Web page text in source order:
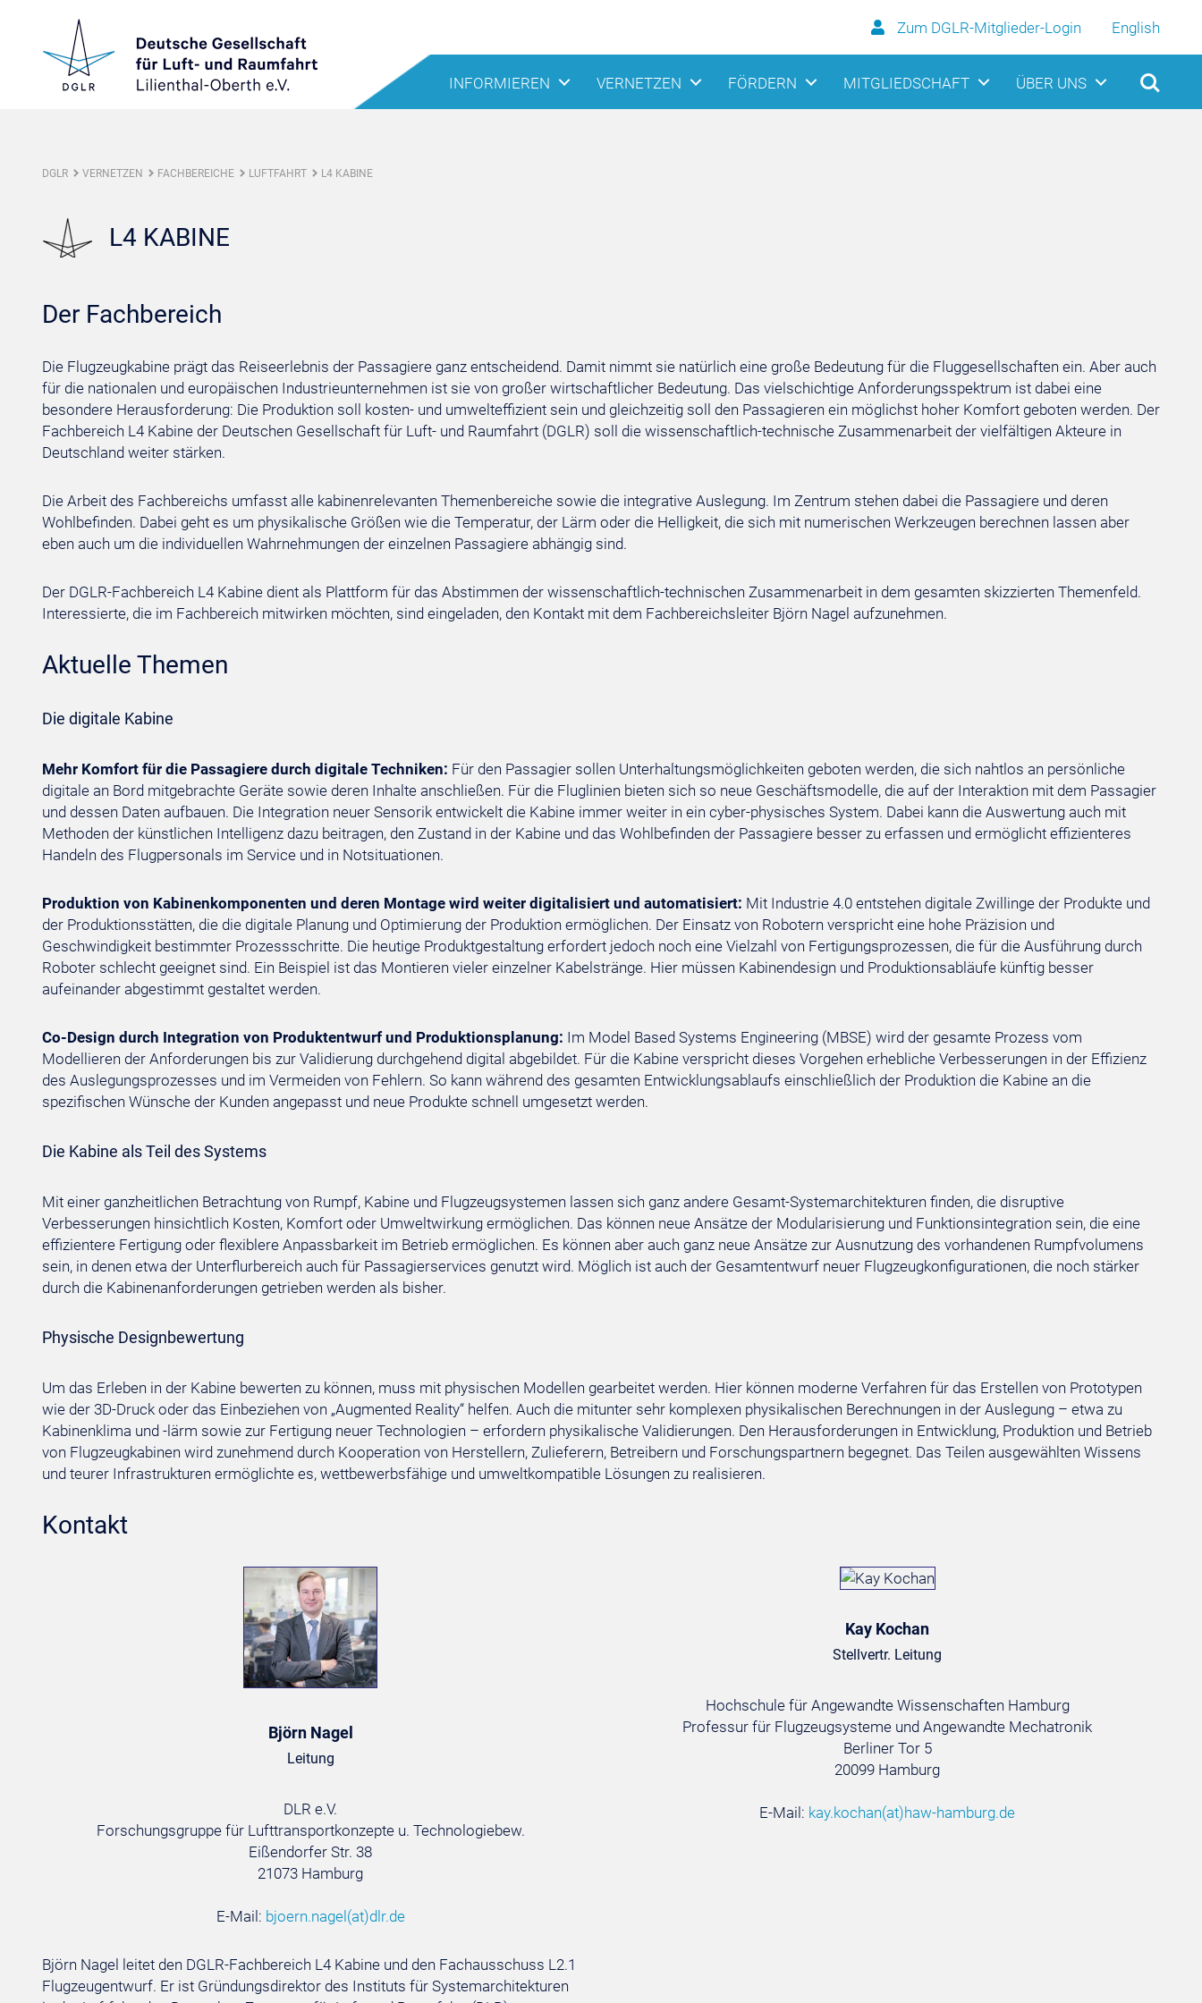
Zum DGLR-Mitglieder-Login English
INFORMIEREN VERNETZEN FÖRDERN MITGLIEDSCHAFT ÜBER UNS
DGLR VERNETZEN FACHBEREICHE LUFTFAHRT L4 KABINE
L4 KABINE
Der Fachbereich
Die Flugzeugkabine prägt das Reiseerlebnis der Passagiere ganz entscheidend. Damit nimmt sie natürlich eine große Bedeutung für die Fluggesellschaften ein. Aber auch
für die nationalen und europäischen Industrieunternehmen ist sie von großer wirtschaftlicher Bedeutung. Das vielschichtige Anforderungsspektrum ist dabei eine
besondere Herausforderung: Die Produktion soll kosten- und umwelteffizient sein und gleichzeitig soll den Passagieren ein möglichst hoher Komfort geboten werden. Der
Fachbereich L4 Kabine der Deutschen Gesellschaft für Luft- und Raumfahrt (DGLR) soll die wissenschaftlich-technische Zusammenarbeit der vielfältigen Akteure in
Deutschland weiter stärken.
Die Arbeit des Fachbereichs umfasst alle kabinenrelevanten Themenbereiche sowie die integrative Auslegung. Im Zentrum stehen dabei die Passagiere und deren
Wohlbefinden. Dabei geht es um physikalische Größen wie die Temperatur, der Lärm oder die Helligkeit, die sich mit numerischen Werkzeugen berechnen lassen aber
eben auch um die individuellen Wahrnehmungen der einzelnen Passagiere abhängig sind.
Der DGLR-Fachbereich L4 Kabine dient als Plattform für das Abstimmen der wissenschaftlich-technischen Zusammenarbeit in dem gesamten skizzierten Themenfeld.
Interessierte, die im Fachbereich mitwirken möchten, sind eingeladen, den Kontakt mit dem Fachbereichsleiter Björn Nagel aufzunehmen.
Aktuelle Themen
Die digitale Kabine
Mehr Komfort für die Passagiere durch digitale Techniken: Für den Passagier sollen Unterhaltungsmöglichkeiten geboten werden, die sich nahtlos an persönliche
digitale an Bord mitgebrachte Geräte sowie deren Inhalte anschließen. Für die Fluglinien bieten sich so neue Geschäftsmodelle, die auf der Interaktion mit dem Passagier
und dessen Daten aufbauen. Die Integration neuer Sensorik entwickelt die Kabine immer weiter in ein cyber-physisches System. Dabei kann die Auswertung auch mit
Methoden der künstlichen Intelligenz dazu beitragen, den Zustand in der Kabine und das Wohlbefinden der Passagiere besser zu erfassen und ermöglicht effizienteres
Handeln des Flugpersonals im Service und in Notsituationen.
Produktion von Kabinenkomponenten und deren Montage wird weiter digitalisiert und automatisiert: Mit Industrie 4.0 entstehen digitale Zwillinge der Produkte und
der Produktionsstätten, die die digitale Planung und Optimierung der Produktion ermöglichen. Der Einsatz von Robotern verspricht eine hohe Präzision und
Geschwindigkeit bestimmter Prozessschritte. Die heutige Produktgestaltung erfordert jedoch noch eine Vielzahl von Fertigungsprozessen, die für die Ausführung durch
Roboter schlecht geeignet sind. Ein Beispiel ist das Montieren vieler einzelner Kabelstränge. Hier müssen Kabinendesign und Produktionsabläufe künftig besser
aufeinander abgestimmt gestaltet werden.
Co-Design durch Integration von Produktentwurf und Produktionsplanung: Im Model Based Systems Engineering (MBSE) wird der gesamte Prozess vom
Modellieren der Anforderungen bis zur Validierung durchgehend digital abgebildet. Für die Kabine verspricht dieses Vorgehen erhebliche Verbesserungen in der Effizienz
des Auslegungsprozesses und im Vermeiden von Fehlern. So kann während des gesamten Entwicklungsablaufs einschließlich der Produktion die Kabine an die
spezifischen Wünsche der Kunden angepasst und neue Produkte schnell umgesetzt werden.
Die Kabine als Teil des Systems
Mit einer ganzheitlichen Betrachtung von Rumpf, Kabine und Flugzeugsystemen lassen sich ganz andere Gesamt-Systemarchitekturen finden, die disruptive
Verbesserungen hinsichtlich Kosten, Komfort oder Umweltwirkung ermöglichen. Das können neue Ansätze der Modularisierung und Funktionsintegration sein, die eine
effizientere Fertigung oder flexiblere Anpassbarkeit im Betrieb ermöglichen. Es können aber auch ganz neue Ansätze zur Ausnutzung des vorhandenen Rumpfvolumens
sein, in denen etwa der Unterflurbereich auch für Passagierservices genutzt wird. Möglich ist auch der Gesamtentwurf neuer Flugzeugkonfigurationen, die noch stärker
durch die Kabinenanforderungen getrieben werden als bisher.
Physische Designbewertung
Um das Erleben in der Kabine bewerten zu können, muss mit physischen Modellen gearbeitet werden. Hier können moderne Verfahren für das Erstellen von Prototypen
wie der 3D-Druck oder das Einbeziehen von „Augmented Reality“ helfen. Auch die mitunter sehr komplexen physikalischen Berechnungen in der Auslegung – etwa zu
Kabinenklima und -lärm sowie zur Fertigung neuer Technologien – erfordern physikalische Validierungen. Den Herausforderungen in Entwicklung, Produktion und Betrieb
von Flugzeugkabinen wird zunehmend durch Kooperation von Herstellern, Zulieferern, Betreibern und Forschungspartnern begegnet. Das Teilen ausgewählten Wissens
und teurer Infrastrukturen ermöglichte es, wettbewerbsfähige und umweltkompatible Lösungen zu realisieren.
Kontakt
Björn Nagel
Leitung
DLR e.V.
Forschungsgruppe für Lufttransportkonzepte u. Technologiebew.
Eißendorfer Str. 38
21073 Hamburg
E-Mail: bjoern.nagel (at)dlr.de
Björn Nagel leitet den DGLR-Fachbereich L4 Kabine und den Fachausschuss L2.1
Flugzeugentwurf. Er ist Gründungsdirektor des Instituts für Systemarchitekturen
Kay Kochan
Stellvertr. Leitung
Hochschule für Angewandte Wissenschaften Hamburg
Professur für Flugzeugsysteme und Angewandte Mechatronik
Berliner Tor 5
20099 Hamburg
E-Mail: kay.kochan(at)haw-hamburg.de